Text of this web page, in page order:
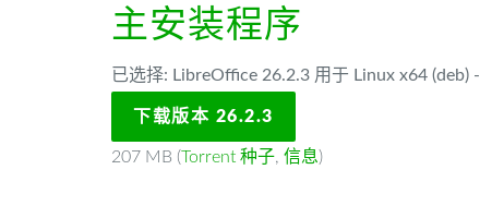
主安装程序
已选择: LibreOffice 26.2.3 用于 Linux x64 (deb) -
下载版本 26.2.3
207 MB (Torrent 种子, 信息)